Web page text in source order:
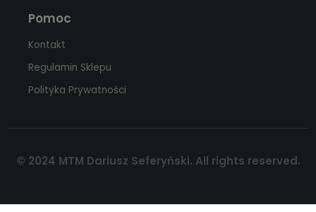
Pomoc
Kontakt
Regulamin Sklepu
Polityka Prywatności
© 2024 MTM Dariusz Seferyński. All rights reserved.